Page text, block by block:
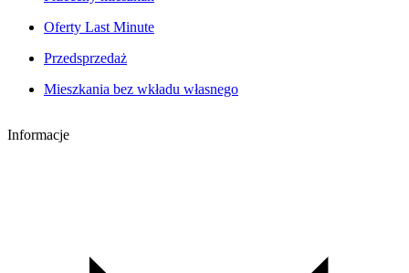
Oferty Last Minute
Przedsprzedaż
Mieszkania bez wkładu własnego
Informacje